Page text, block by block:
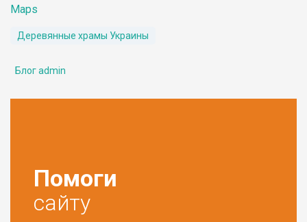
Maps
Деревянные храмы Украины
Блог admin
Помоги
сайту